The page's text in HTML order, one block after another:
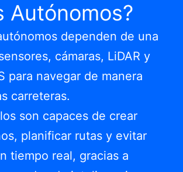
Autónomos?
dependen de una
cámaras, LiDAR y
para navegar de manera
carreteras.
son capaces de crear
planificar rutas y evitar
tiempo real, gracias a